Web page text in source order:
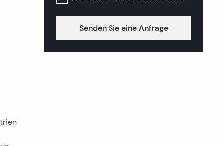
Senden Sie eine Anfrage